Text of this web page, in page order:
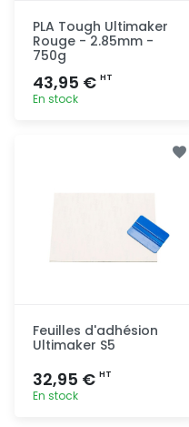
PLA Tough Ultimaker
Rouge - 2.85mm -
750g
43,95 € HT
En stock
Feuilles d'adhésion
Ultimaker S5
32,95 € HT
En stock